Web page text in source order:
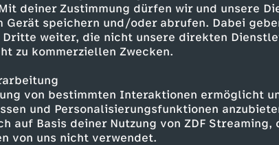
deiner Zustimmung dürfen wir und unsere
Gerät speichern und/oder abrufen. Dabei
weiter, die nicht unsere direkten
zu kommerziellen Zwecken.
von bestimmten Interaktionen ermöglicht
und Personalisierungsfunktionen
auf Basis deiner Nutzung von ZDF Streaming,
von uns nicht verwendet.